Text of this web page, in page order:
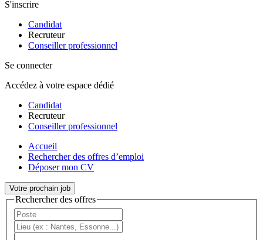
S'inscrire
Candidat
Recruteur
Conseiller professionnel
Se connecter
Accédez à votre espace dédié
Candidat
Recruteur
Conseiller professionnel
Accueil
Rechercher des offres d’emploi
Déposer mon CV
Votre prochain job
Rechercher des offres